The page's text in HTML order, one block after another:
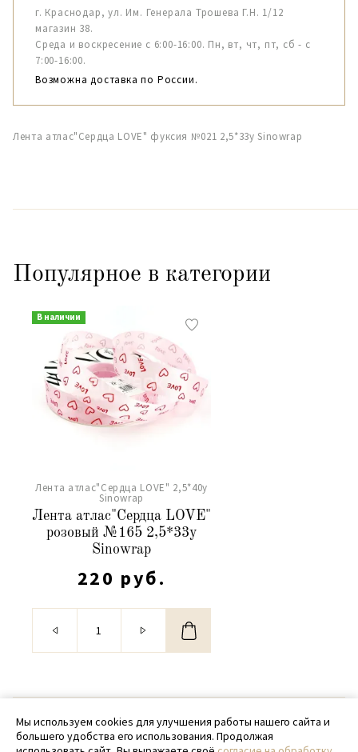
г. Краснодар, ул. Им. Генерала Трошева Г.Н. 1/12
магазин 38.
Среда и воскресение с 6:00-16:00. Пн, вт, чт, пт, сб - с
7:00-16:00.
Возможна доставка по России.
Лента атлас"Сердца LOVE" фуксия №021 2,5*33y Sinowrap
Популярное в категории
В наличии
Лента атлас"Сердца LOVE" 2,5*40y
Sinowrap
Лента атлас"Сердца LOVE"
розовый №165 2,5*33y
Sinowrap
220 руб.
© 2020 - 2026 SamPack
+ 7 (918) 699-97-87
Мы используем cookies для улучшения работы нашего сайта и
большего удобства его использования. Продолжая